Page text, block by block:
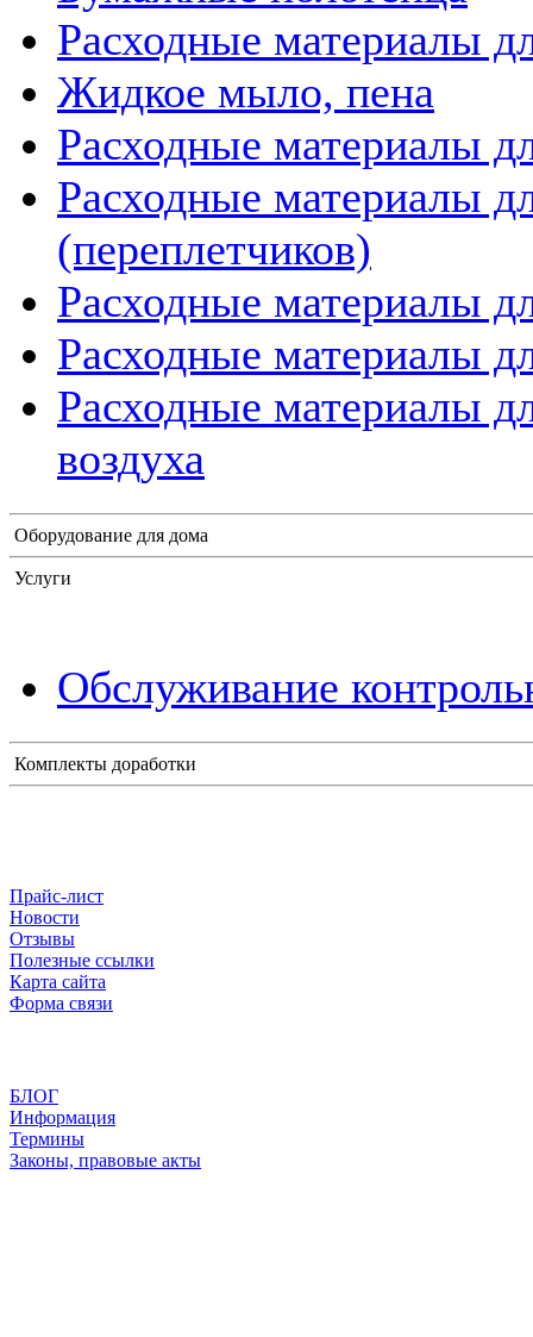
Расходные материалы
Жидкое мыло, пена
Расходные материалы
Расходные материалы
(переплетчиков)
Расходные материалы
Расходные материалы
Расходные материалы
воздуха
Оборудование для дома
Услуги
Обслуживание
Комплекты доработки
Прайс-лист
Новости
Отзывы
Полезные ссылки
Карта сайта
Форма связи
БЛОГ
Информация
Термины
Законы, правовые акты